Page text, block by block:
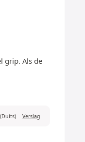
grip. Als de
Verslag